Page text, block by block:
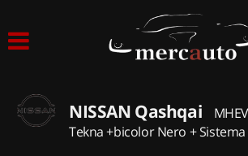
ACQUISTIAMO USATONISSAN Qashqai
Tekna +bicolor Nero + Sistema